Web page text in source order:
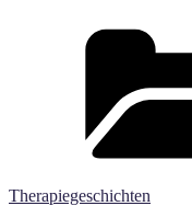
Therapiegeschichten